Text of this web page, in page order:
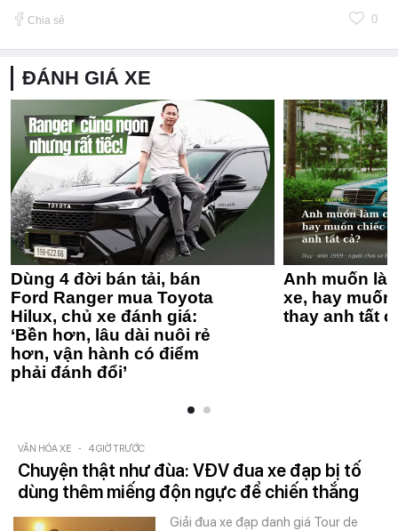
Chia sẻ 0
ĐÁNH GIÁ XE
Dùng 4 đời bán tải, bán
Ford Ranger mua Toyota
Hilux, chủ xe đánh giá:
‘Bền hơn, lâu dài nuôi rẻ
hơn, vận hành có điểm
phải đánh đổi’
Anh muốn
xe, hay
thay anh tất
VĂN HÓA XE - 4 GIỜ TRƯỚC
Chuyện thật như đùa: VĐV đua xe đạp bị tố
dùng thêm miếng độn ngực để chiến thắng
Giải đua xe đạp danh giá Tour de